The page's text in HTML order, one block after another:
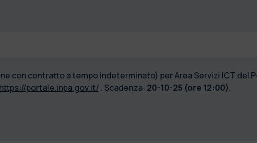
con contratto a tempo indeterminato) per Area Servizi ICT del
https://portale.inpa.gov.it/ . Scadenza: 20-10-25 (ore 12:00).